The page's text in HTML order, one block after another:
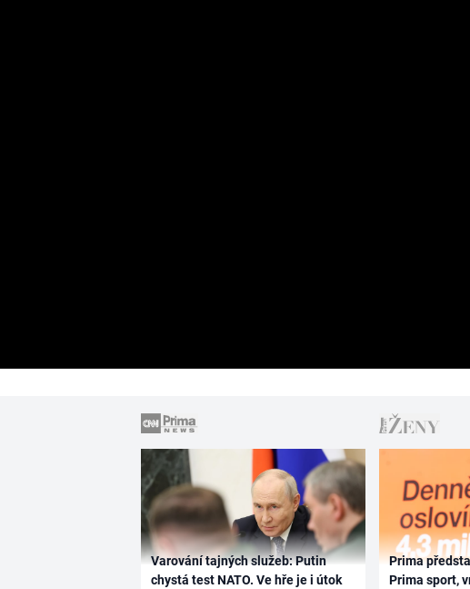
Varování tajných služeb: Putin
chystá test NATO. Ve hře je i útok
Prima
Prima sport,